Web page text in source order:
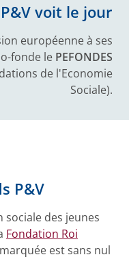
voit le jour
européenne à ses
fonde le PEFONDES
de l'Economie
Sociale).
P&V
sociale des jeunes
Fondation Roi
est sans nul